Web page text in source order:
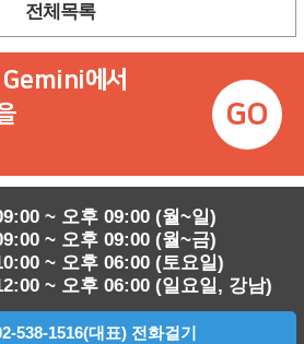
전체목록
에서
GO
~ 오후 09:00 (월~일)
~ 오후 09:00 (월~금)
~ 오후 06:00 (토요일)
~ 오후 06:00 (일요일, 강남)
538-1516(대표) 전화걸기